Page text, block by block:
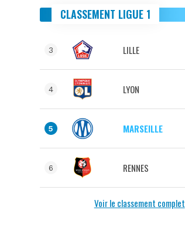
CLASSEMENT LIGUE 1
3 LILLE
4 LYON
5 MARSEILLE
6 RENNES
Voir le classement complet